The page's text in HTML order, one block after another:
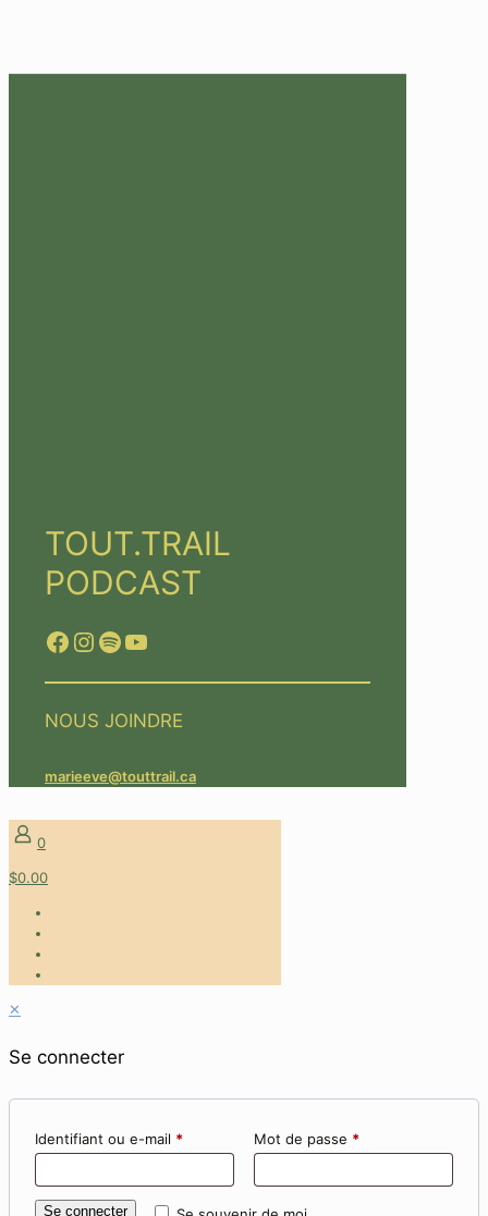
TOUT.TRAIL
PODCAST
Facebook
Instagram
Spotify
YouTube
NOUS JOINDRE
marieeve@touttrail.ca
0
$0.00
✕
Se connecter
Identifiant ou e-mail * Mot de passe *
Se connecter